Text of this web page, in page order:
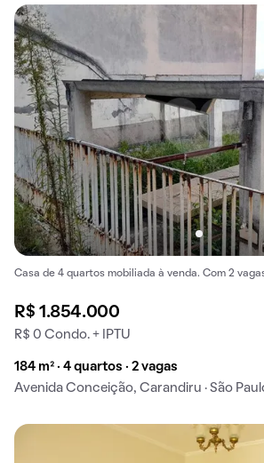
Casa de 4 quartos mobiliada à venda. Com 2
R$ 1.854.000
R$ 0 Condo. + IPTU
184 m² · 4 quartos · 2 vagas
Avenida Conceição, Carandiru · São